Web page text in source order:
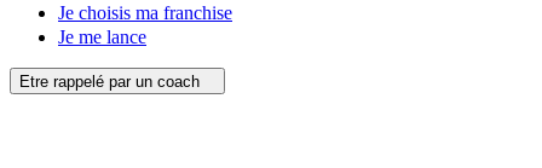
Je choisis ma franchise
Je me lance
Etre rappelé par un coach